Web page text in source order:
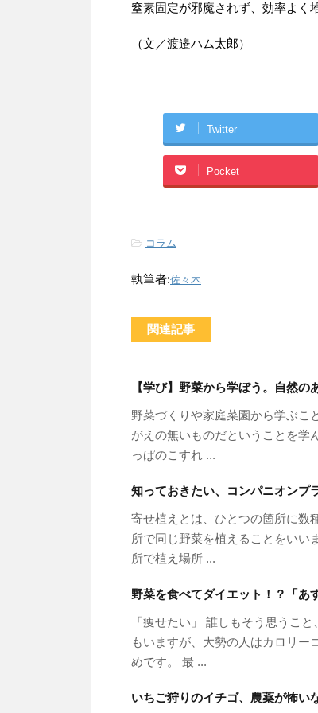
窒素固定が邪魔されず、効率よく
（文／渡邉ハム太郎）
Twitter
Pocket
-コラム
執筆者:佐々木
関連記事
【学び】野菜から学ぼう。自然の
野菜づくりや家庭菜園から学ぶこ
がえの無いものだということを学
っぱのこすれ ...
知っておきたい、コンパニオンプ
寄せ植えとは、ひとつの箇所に数
所で同じ野菜を植えることをいい
所で植え場所 ...
野菜を食べてダイエット！？「あ
「痩せたい」 誰しもそう思うこ
もいますが、大勢の人はカロリー
めです。 最 ...
いちご狩りのイチゴ、農薬が怖い